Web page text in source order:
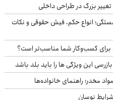
بزرگ در طراحی داخلی
انواع حکم، فیش حقوقی و نکات
برای کسب‌وکار شما مناسب‌تر است؟
این ویژگی ها را باید بلد باشد
نوسان